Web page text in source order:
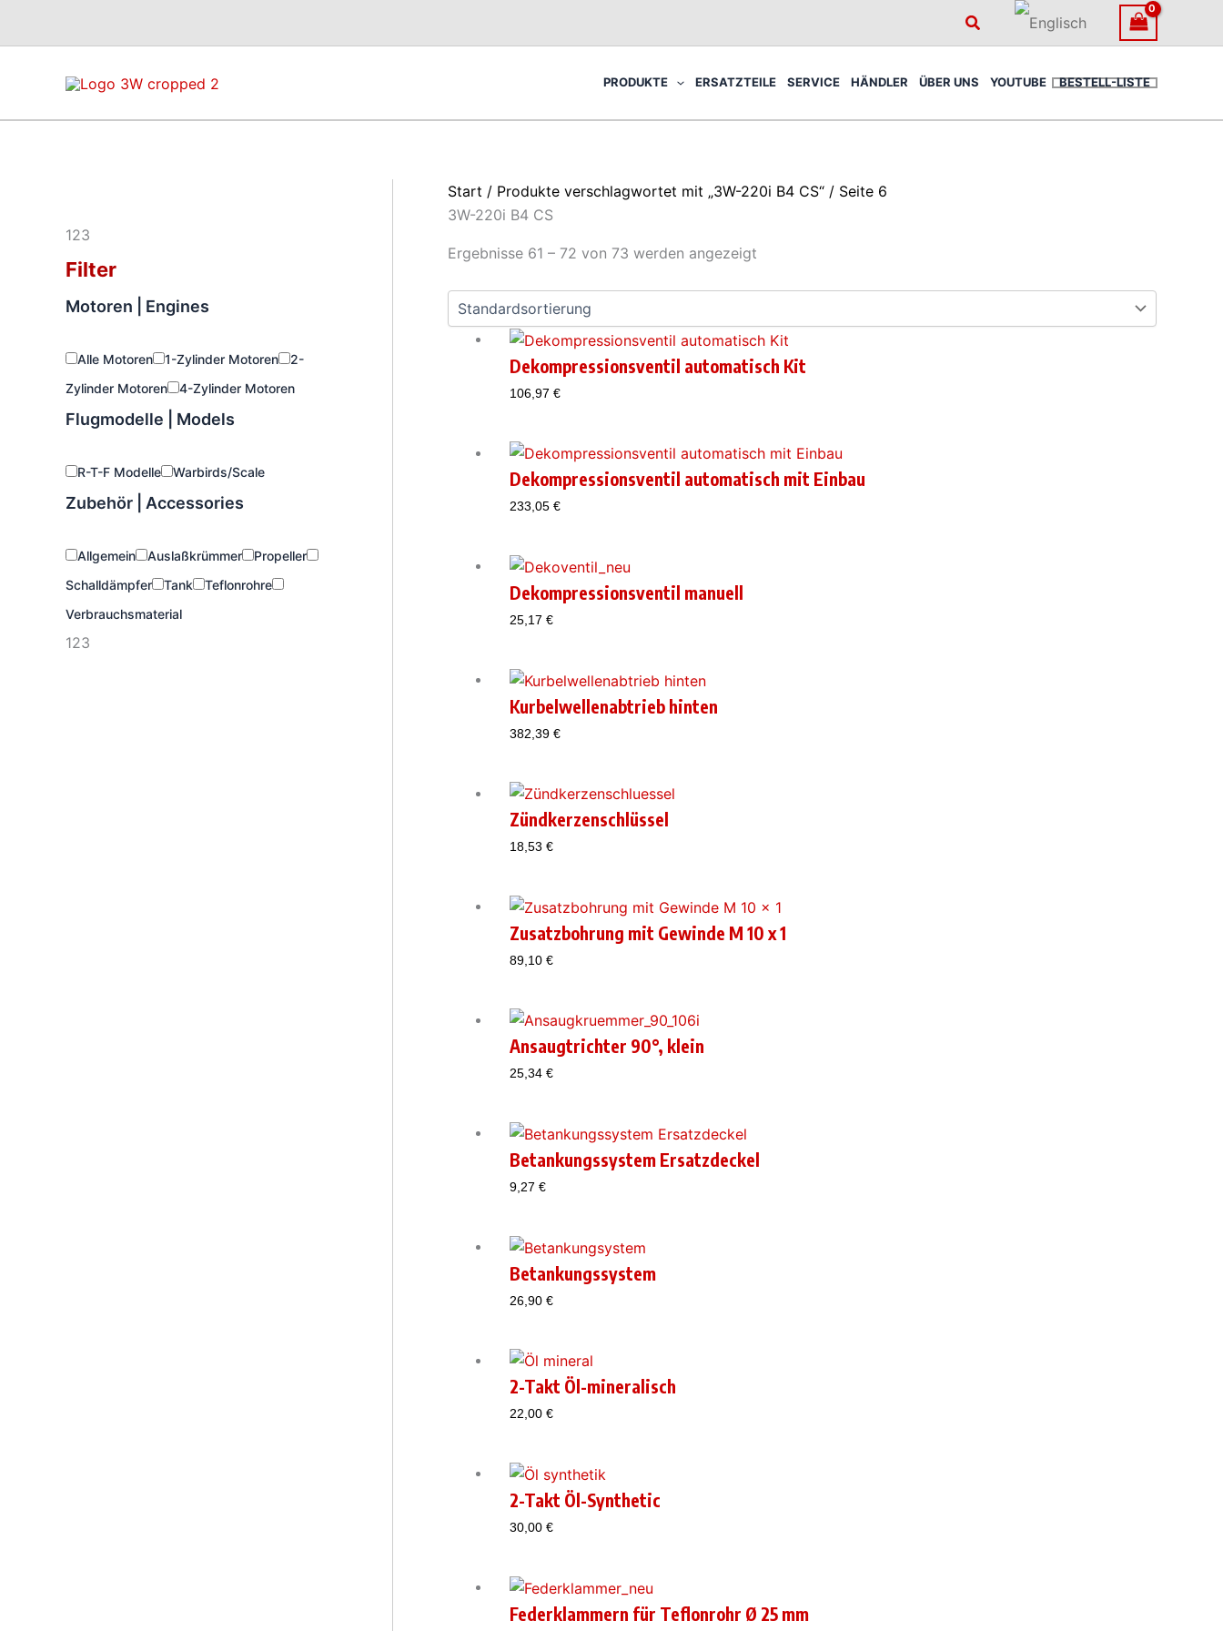
Suchen
PRODUKTE ERSATZTEILE SERVICE HÄNDLER ÜBER UNS YOUTUBE BESTELL-LISTE
123
Filter
Motoren | Engines
Alle Motoren 1-Zylinder Motoren
2-
Zylinder Motoren
4-Zylinder Motoren
Flugmodelle | Models
R-T-F Modelle Warbirds/Scale
Zubehör | Accessories
Allgemein Auslaßkrümmer
Propeller
Schalldämpfer
Tank
Teflonrohre
Verbrauchsmaterial
123
Start / Produkte verschlagwortet mit „3W-220i B4 CS“ / Seite 6
3W-220i B4 CS
Ergebnisse 61 – 72 von 73 werden angezeigt
Dekompressionsventil automatisch Kit
106,97 €
Dekompressionsventil automatisch mit Einbau
233,05 €
Dekompressionsventil manuell
25,17 €
Kurbelwellenabtrieb hinten
382,39 €
Zündkerzenschlüssel
18,53 €
Zusatzbohrung mit Gewinde M 10 x 1
89,10 €
Ansaugtrichter 90°, klein
25,34 €
Betankungssystem Ersatzdeckel
9,27 €
Betankungssystem
26,90 €
2-Takt Öl-mineralisch
22,00 €
2-Takt Öl-Synthetic
30,00 €
Federklammern für Teflonrohr Ø 25 mm